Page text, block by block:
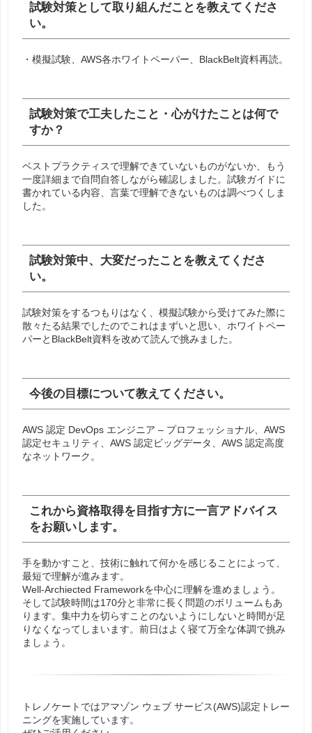
試験対策として取り組んだことを教えてくださ
い。
・模擬試験、AWS各ホワイトペーパー、BlackBelt資料再読。
試験対策で工夫したこと・心がけたことは何で
すか？
ベストプラクティスで理解できていないものがないか、もう
一度詳細まで自問自答しながら確認しました。試験ガイドに
書かれている内容、言葉で理解できないものは調べつくしま
した。
試験対策中、大変だったことを教えてくださ
い。
試験対策をするつもりはなく、模擬試験から受けてみた際に
散々たる結果でしたのでこれはまずいと思い、ホワイトペー
パーとBlackBelt資料を改めて読んで挑みました。
今後の目標について教えてください。
AWS 認定 DevOps エンジニア – プロフェッショナル、AWS
認定セキュリティ、AWS 認定ビッグデータ、AWS 認定高度
なネットワーク。
これから資格取得を目指す方に一言アドバイス
をお願いします。
手を動かすこと、技術に触れて何かを感じることによって、
最短で理解が進みます。
Well-Archiected Frameworkを中心に理解を進めましょう。
そして試験時間は170分と非常に長く問題のボリュームもあ
ります。集中力を切らすことのないようにしないと時間が足
りなくなってしまいます。前日はよく寝て万全な体調で挑み
ましょう。
トレノケートではアマゾン ウェブ サービス(AWS)認定トレー
ニングを実施しています。